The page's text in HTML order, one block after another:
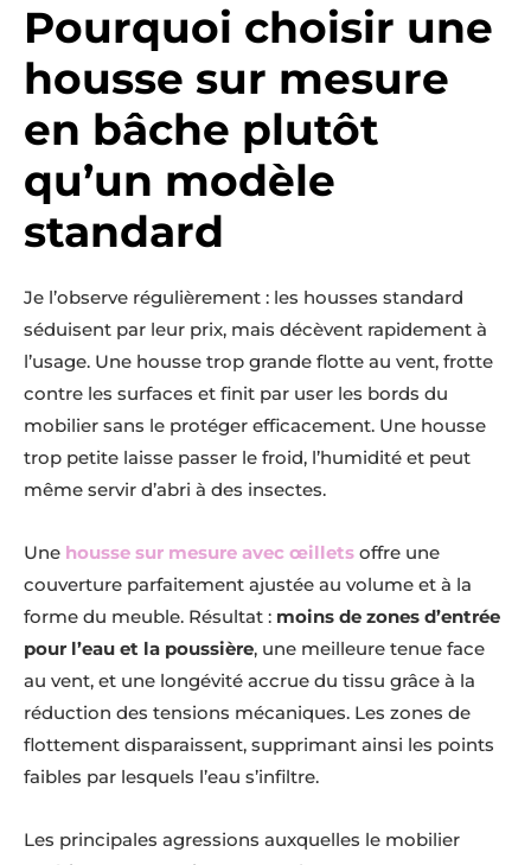
Pourquoi choisir une
housse sur mesure
en bâche plutôt
qu’un modèle
standard
Je l’observe régulièrement : les housses standard
séduisent par leur prix, mais décèvent rapidement à
l’usage. Une housse trop grande flotte au vent, frotte
contre les surfaces et finit par user les bords du
mobilier sans le protéger efficacement. Une housse
trop petite laisse passer le froid, l’humidité et peut
même servir d’abri à des insectes.
Une housse sur mesure avec œillets offre une
couverture parfaitement ajustée au volume et à la
forme du meuble. Résultat : moins de zones d’entrée
pour l’eau et la poussière, une meilleure tenue face
au vent, et une longévité accrue du tissu grâce à la
réduction des tensions mécaniques. Les zones de
flottement disparaissent, supprimant ainsi les points
faibles par lesquels l’eau s’infiltre.
Les principales agressions auxquelles le mobilier